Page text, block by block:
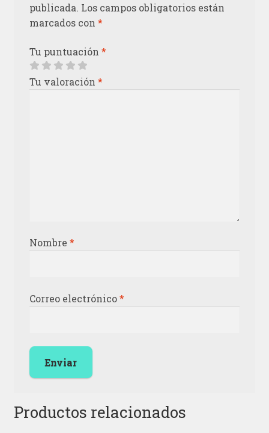
publicada. Los campos obligatorios están
marcados con *
Tu puntuación *
Tu valoración *
Nombre *
Correo electrónico*
Productos relacionados